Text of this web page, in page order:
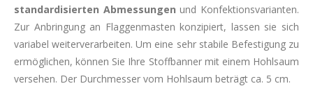
standardisierten Abmessungen und Konfektionsvarianten.
Zur Anbringung an Flaggenmasten konzipiert, lassen sie sich
variabel weiterverarbeiten.Um eine sehr stabile Befestigung zu
ermöglichen, können Sie Ihre Stoffbanner mit einem Hohlsaum
versehen. Der Durchmesser vom Hohlsaum beträgt ca. 5 cm.